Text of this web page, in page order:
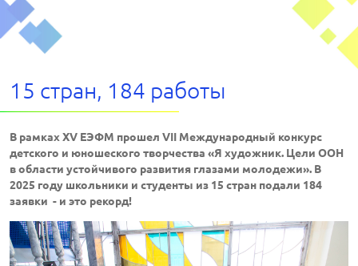
15 стран, 184 работы
В рамках XV ЕЭФМ прошел VII Международный конкурс
детского и юношеского творчества «Я художник. Цели ООН
в области устойчивого развития глазами молодежи». В
2025 году школьники и студенты из 15 стран подали 184
заявки - и это рекорд!